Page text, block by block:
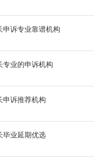
申诉专业靠谱机构
专业的申诉机构
申诉推荐机构
毕业延期优选